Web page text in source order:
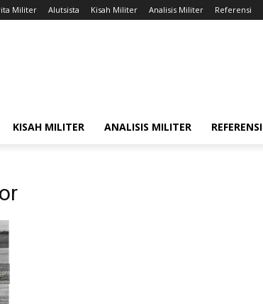
Militer Alutsista Kisah Militer Analisis Militer Referensi
KISAH MILITER ANALISIS MILITER REFERENSI